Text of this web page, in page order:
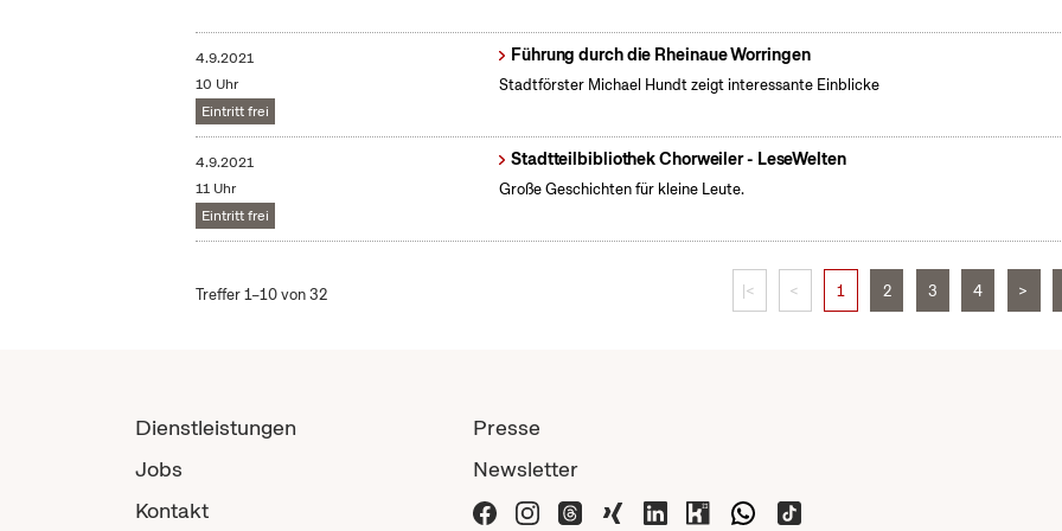
4.9.2021
10 Uhr
Eintritt frei
Führung durch die Rheinaue Worringen
Stadtförster Michael Hundt zeigt interessante Einblicke
4.9.2021
11 Uhr
Eintritt frei
Stadtteilbibliothek Chorweiler - LeseWelten
Große Geschichten für kleine Leute.
Treffer 1–10 von 32 |< < 1 2 3 4 >
Dienstleistungen
Jobs
Kontakt
Presse
Newsletter